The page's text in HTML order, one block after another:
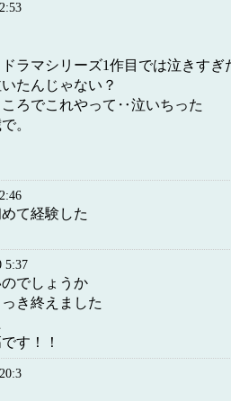
ラマシリーズ1作目では泣きすぎ
たんじゃない？
ろでこれやって‥泣いちった
。
て経験した
5:37
でしょうか
き終えました
す！！